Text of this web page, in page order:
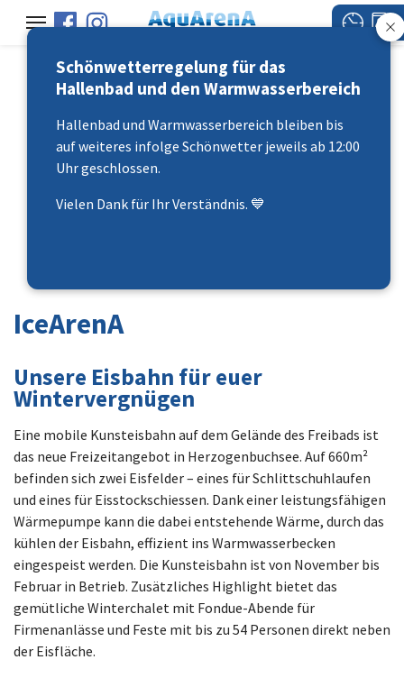
"abtauche - abschaute -
IceArenA
Unsere Eisbahn für euer
Wintervergnügen
Eine mobile Kunsteisbahn auf dem Gelände des Freibads ist
das neue Freizeitangebot in Herzogenbuchsee. Auf 660m²
befinden sich zwei Eisfelder – eines für Schlittschuhlaufen
und eines für Eisstockschiessen. Dank einer leistungsfähigen
Wärmepumpe kann die dabei entstehende Wärme, durch das
kühlen der Eisbahn, effizient ins Warmwasserbecken
eingespeist werden. Die Kunsteisbahn ist von November bis
Februar in Betrieb. Zusätzliches Highlight bietet das
gemütliche Winterchalet mit Fondue-Abende für
Firmenanlässe und Feste mit bis zu 54 Personen direkt neben
der Eisfläche.
Schönwetterregelung für das
Hallenbad und den Warmwasserbereich
Hallenbad und Warmwasserbereich bleiben bis
auf weiteres infolge Schönwetter jeweils ab 12:00
Uhr geschlossen.
Vielen Dank für Ihr Verständnis. 💙